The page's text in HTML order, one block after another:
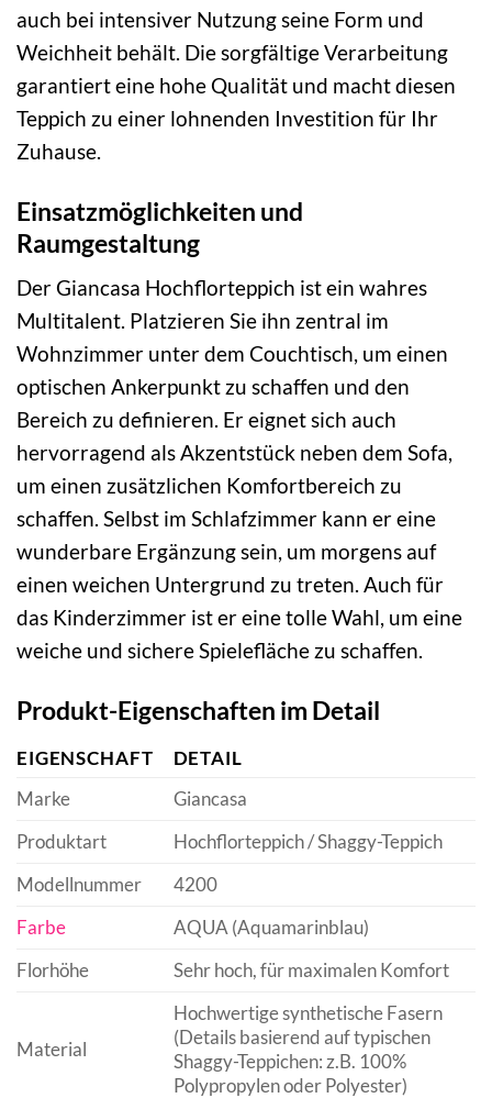
auch bei intensiver Nutzung seine Form und
Weichheit behält. Die sorgfältige Verarbeitung
garantiert eine hohe Qualität und macht diesen
Teppich zu einer lohnenden Investition für Ihr
Zuhause.
Einsatzmöglichkeiten und
Raumgestaltung
Der Giancasa Hochflorteppich ist ein wahres
Multitalent. Platzieren Sie ihn zentral im
Wohnzimmer unter dem Couchtisch, um einen
optischen Ankerpunkt zu schaffen und den
Bereich zu definieren. Er eignet sich auch
hervorragend als Akzentstück neben dem Sofa,
um einen zusätzlichen Komfortbereich zu
schaffen. Selbst im Schlafzimmer kann er eine
wunderbare Ergänzung sein, um morgens auf
einen weichen Untergrund zu treten. Auch für
das Kinderzimmer ist er eine tolle Wahl, um eine
weiche und sichere Spielefläche zu schaffen.
Produkt-Eigenschaften im Detail
EIGENSCHAFT
DETAIL
Marke
Giancasa
Produktart
Hochflorteppich / Shaggy-Teppich
Modellnummer
4200
Farbe
AQUA (Aquamarinblau)
Florhöhe
Sehr hoch, für maximalen Komfort
Material
Hochwertige synthetische Fasern
(Details basierend auf typischen
Shaggy-Teppichen: z.B. 100%
Polypropylen oder Polyester)